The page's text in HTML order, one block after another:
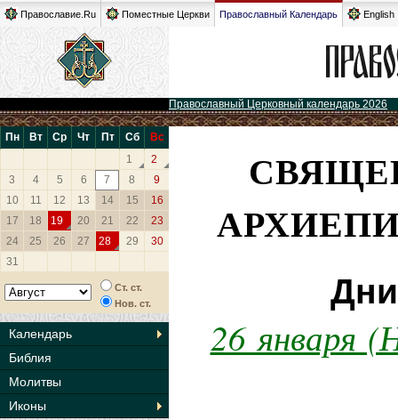
Православие.Ru Поместные Церкви Православный Календарь English
Православный Церковный календарь 2026
Пн Вт Ср Чт Пт Сб
Вс
1
2
3
4 5 6 7 8
9
10
11 12 13 14 15
16
17
18 19 20 21 22
23
24
25 26 27 28 29
30
31
Ст. ст.
Нов. ст.
Календарь
Библия
Молитвы
Иконы
26 января